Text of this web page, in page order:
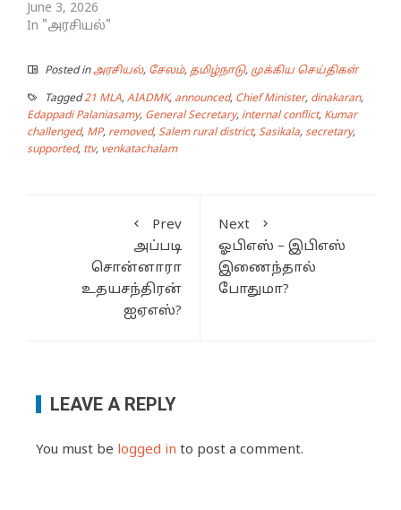
June 3, 2026
In "அரசியல்"
Posted inஅரசியல், சேலம், தமிழ்நாடு, முக்கிய செய்திகள்
Tagged21 MLA, AIADMK, announced, Chief Minister, dinakaran,
Edappadi Palaniasamy, General Secretary, internal conflict, Kumar
challenged, MP, removed, Salem rural district, Sasikala, secretary,
supported, ttv, venkatachalam
Prev
அப்படி
சொன்னாரா
உதயசந்திரன்
ஐஏஎஸ்?
Next
ஓபிஎஸ் – இபிஎஸ்
இணைந்தால்
போதுமா?
LEAVE A REPLY
You must be logged in to post a comment.